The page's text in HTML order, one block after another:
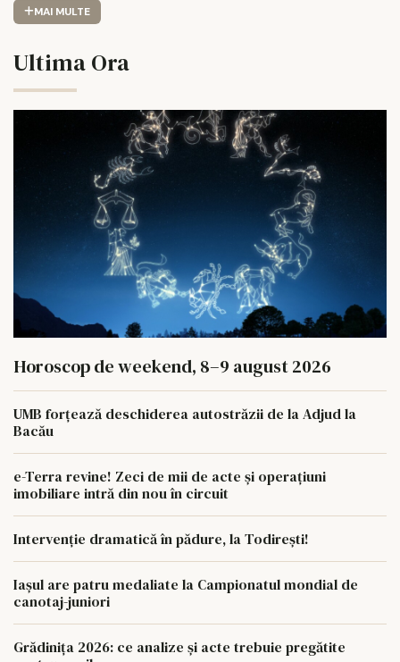
MAI MULTE
Ultima Ora
Horoscop de weekend, 8–9 august 2026
UMB forțează deschiderea autostrăzii de la Adjud la
Bacău
e-Terra revine! Zeci de mii de acte și operațiuni
imobiliare intră din nou în circuit
Intervenție dramatică în pădure, la Todirești!
Iaşul are patru medaliate la Campionatul mondial de
canotaj-juniori
Grădinița 2026: ce analize și acte trebuie pregătite